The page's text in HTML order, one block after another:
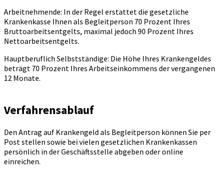
Arbeitnehmende: In der Regel erstattet die gesetzliche
Krankenkasse Ihnen als Begleitperson 70 Prozent Ihres
Bruttoarbeitsentgelts, maximal jedoch 90 Prozent Ihres
Nettoarbeitsentgelts.
Hauptberuflich Selbstständige: Die Höhe Ihres Krankengeldes
beträgt 70 Prozent Ihres Arbeitseinkommens der vergangenen
12 Monate.
Verfahrensablauf
Den Antrag auf Krankengeld als Begleitperson können Sie per
Post stellen sowie bei vielen gesetzlichen Krankenkassen
persönlich in der Geschäftsstelle abgeben oder online
einreichen.